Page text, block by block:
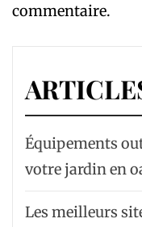
commentaire.
Équipements
votre jardin en
Les meilleurs